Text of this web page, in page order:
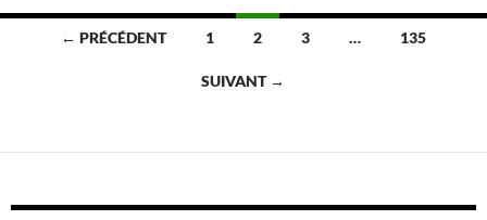
Navigation
← PRÉCÉDENT 1 2 3 … 135
SUIVANT →